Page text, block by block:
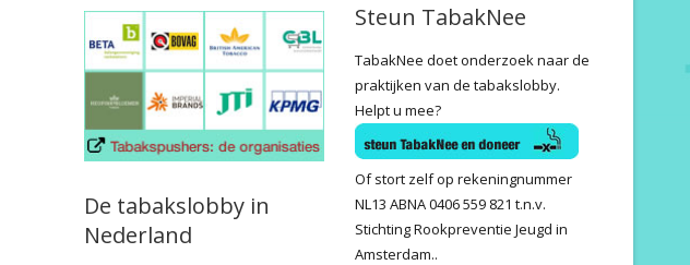
De tabakslobby in
Nederland
Steun TabakNee
TabakNee doet onderzoek naar de
praktijken van de tabakslobby.
Helpt u mee?
Of stort zelf op rekeningnummer
NL13 ABNA 0406 559 821 t.n.v.
Stichting Rookpreventie Jeugd in
Amsterdam..